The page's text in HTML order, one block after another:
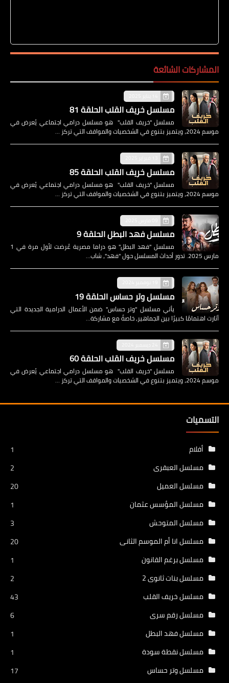
المشاركات الشائعة
مسلسل خريف القلب الحلقة 81
مسلسل "خريف القلب" هو مسلسل درامي اجتماعي يُعرض في
موسم 2024، ويتميز بتنوع في الشخصيات والمواقف التي تركز …
مسلسل خريف القلب الحلقة 85
مسلسل "خريف القلب" هو مسلسل درامي اجتماعي يُعرض في
موسم 2024، ويتميز بتنوع في الشخصيات والمواقف التي تركز …
مسلسل فهد البطل الحلقة 9
مسلسل "فهد البطل" هو دراما مصرية عُرضت لأول مرة في 1
مارس 2025. تدور أحداث المسلسل حول "فهد"، شاب…
مسلسل وتر حساس الحلقة 19
يأتي مسلسل "وتر حساس" ضمن الأعمال الدرامية الجديدة التي
أثارت اهتمامًا كبيرًا بين الجماهير، خاصةً مع مشاركة…
مسلسل خريف القلب الحلقة 60
مسلسل "خريف القلب" هو مسلسل درامي اجتماعي يُعرض في
موسم 2024، ويتميز بتنوع في الشخصيات والمواقف التي تركز …
التسميات
أفلام
1
مسلسل العبقرى
2
مسلسل العميل
20
مسلسل المؤسس عثمان
1
مسلسل المتوحش
3
مسلسل انا أم الموسم الثانى
20
مسلسل برغم القانون
1
مسلسل بنات ثانوى 2
2
مسلسل خريف القلب
43
مسلسل رقم سرى
6
مسلسل فهد البطل
1
مسلسل نقطة سودة
1
مسلسل وتر حساس
17